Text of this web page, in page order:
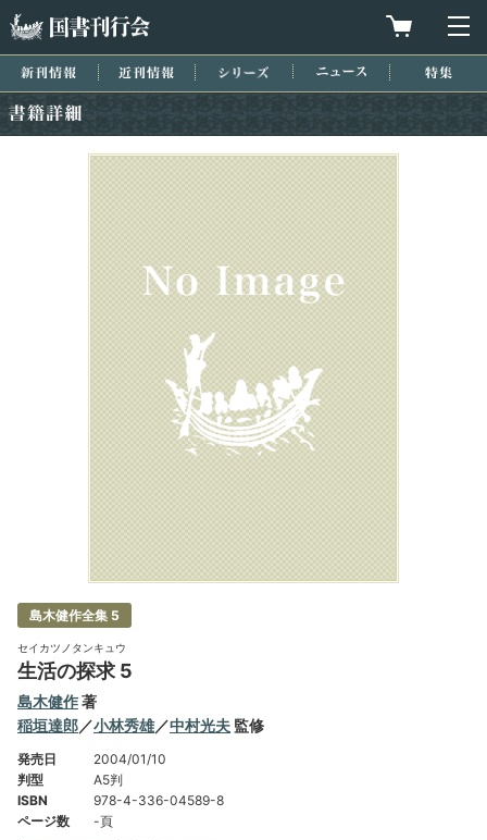
買物カゴを
新刊情報 近刊情報 シリーズ ニュース
島木健作全集 5
セイカツノタンキュウ
生活の探求 5
島木健作著
稲垣達郎／小林秀雄／中村光夫 監修
発売日
2004/01/10
判型
A5判
ISBN
978-4-336-04589-8
ページ数
-頁